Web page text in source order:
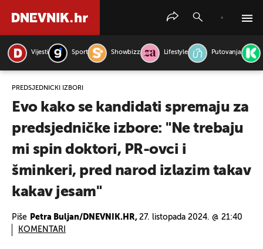
Vijesti Sport Showbizz Lifestyle Putovanja
PREDSJEDNIČKI IZBORI
Evo kako se kandidati spremaju za
predsjedničke izbore: "Ne trebaju
mi spin doktori, PR-ovci i
šminkeri, pred narod izlazim takav
kakav jesam"
Piše Petra Buljan/DNEVNIK.HR, 27. listopada 2024. @ 21:40
KOMENTARI
PRETRAŽITE VIJESTI